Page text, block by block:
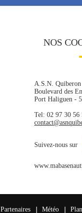
NOS
A.S.N. Quiberon
Boulevard des
Port Haliguen -
Tel: 02 97 30 56
Suivez-nous sur
Partenaires | Météo |